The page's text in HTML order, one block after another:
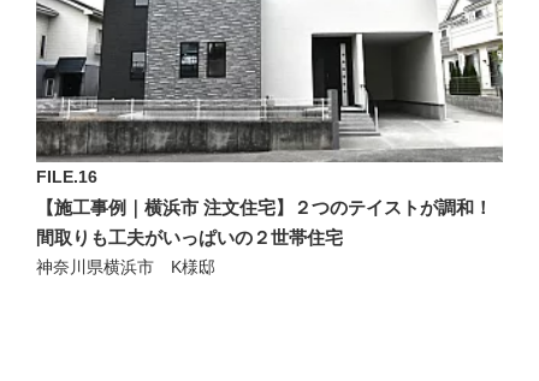
FILE.16
【施工事例｜横浜市 注文住宅】２つのテイストが調和！
間取りも工夫がいっぱいの２世帯住宅
神奈川県横浜市 K様邸